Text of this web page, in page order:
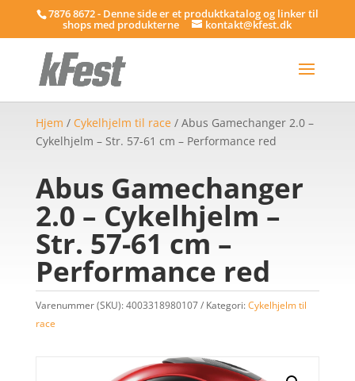
7876 8672 - Denne side er et produktkatalog og linker til
shops med produkterne kontakt@kfest.dk
Hjem / Cykelhjelm til race/ Abus Gamechanger 2.0 –
Cykelhjelm – Str. 57-61 cm – Performance red
Abus Gamechanger
2.0 – Cykelhjelm –
Str. 57-61 cm –
Performance red
Varenummer (SKU):4003318980107 Kategori:Cykelhjelm til
race